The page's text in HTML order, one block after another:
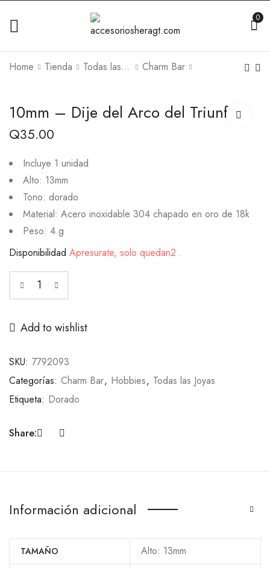
0
Home Tienda Todas las Joyas Charm Bar
10mm – Dije del Arco del Triunfo
Q35.00
Incluye 1 unidad
Alto: 13mm
Tono: dorado
Material: Acero inoxidable 304 chapado en oro de 18k
Peso: 4 g
Disponibilidad Apresurate, solo quedan2 .
Add to wishlist
SKU: 7792093
Categorías: Charm Bar, Hobbies, Todas las Joyas
Etiqueta: Dorado
Share:
Información adicional
TAMAÑO Alto: 13mm